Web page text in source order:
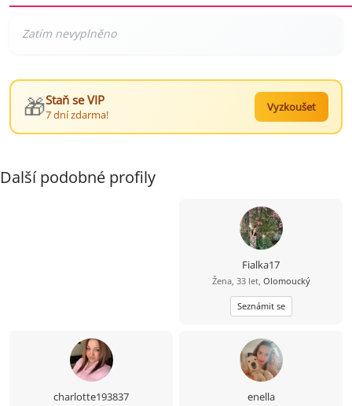
🎁Staň se VIP
7 dní zdarma!
Vyzkoušet
Další podobné profily
Fialka17
Žena, 33 let, Olomoucký
Seznámit se
charlotte193837 enella